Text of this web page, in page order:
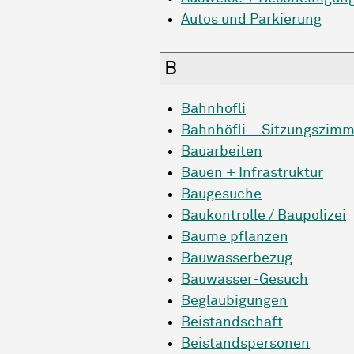
Autos und Parkierung
B
Bahnhöfli
Bahnhöfli –
Bauarbeiten
Bauen + Infrastruktur
Baugesuche
Baukontrolle / Baupolizei
Bäume pflanzen
Bauwasserbezug
Bauwasser-Gesuch
Beglaubigungen
Beistandschaft
Beistandspersonen